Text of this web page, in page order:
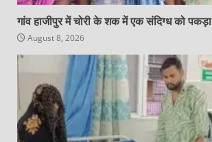
गांव हाजीपुर में चोरी के शक में एक संदिग्ध को पकड़ा
August 8, 2026